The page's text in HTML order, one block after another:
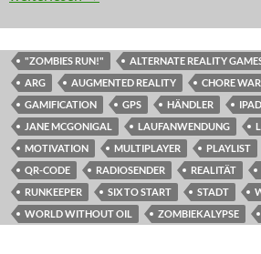
"ZOMBIES RUN!" ALTERNATE REALITY
ARG
AUGMENTED REALITY CHORE
GAMIFICATION
GPS HÄNDLER IPAD
JANE MCGONIGAL
LAUFANWENDUNG
MOTIVATION
MULTIPLAYER PLAYLIST
QR-CODE
RADIOSENDER REALITÄT
RUNKEEPER
SIX TO START STADT
WORLD WITHOUT OIL
ZOMBIEKALYPSE